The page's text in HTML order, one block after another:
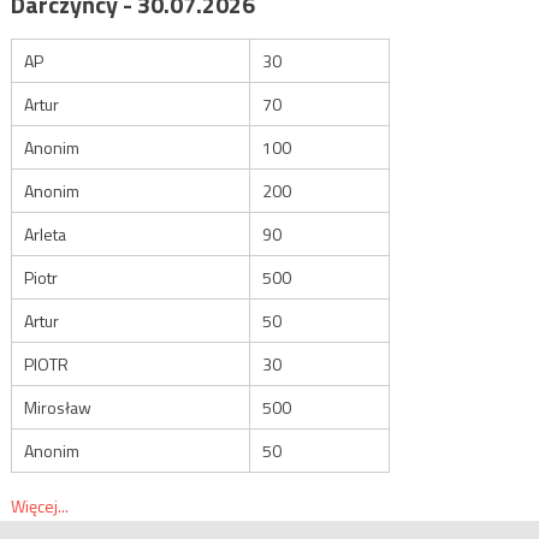
AP
30
Artur
70
Anonim
100
Anonim
200
Arleta
90
Piotr
500
Artur
50
PIOTR
30
Mirosław
500
Anonim
50
Więcej...